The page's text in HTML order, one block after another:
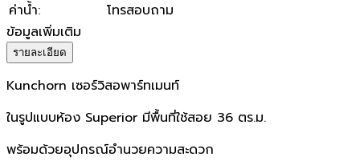
ค่าน้ำ:
โทรสอบถาม
ข้อมูลเพิ่มเติม
รายละเอียด
Kunchorn เซอร์วิสอพาร์ทเมนท์
ในรูปแบบห้อง Superior มีพื้นที่ใช้สอย 36 ตร.ม.
พร้อมด้วยอุปกรณ์อำนวยความสะดวก